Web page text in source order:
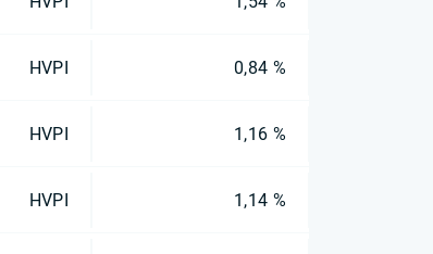
HVPI 0,84 %
HVPI 1,16 %
HVPI 1,14 %